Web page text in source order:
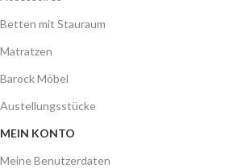
Betten mit Stauraum
Matratzen
Barock Möbel
Austellungsstücke
MEIN KONTO
Meine Benutzerdaten